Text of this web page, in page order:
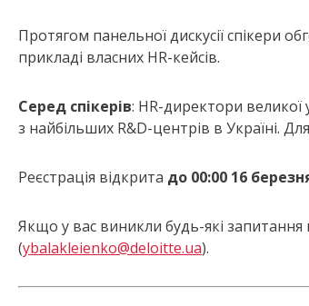
Протягом панельної дискусії спікери
прикладі власних HR-кейсів.
Серед спікерів: HR-директори великої
з найбільших R&D-центрів в Україні.
Реєстрація відкрита до 00:00 16
Якщо у вас виникли будь-які
(ybalakleienko@deloitte.ua).